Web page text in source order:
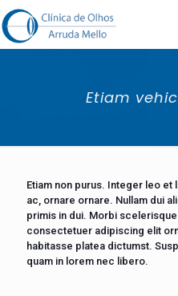
Etiam
Etiam non purus. Integer leo
ac, ornare ornare. Nullam dui
primis in dui. Morbi
consectetuer adipiscing elit
habitasse platea dictumst.
quam in lorem nec libero.